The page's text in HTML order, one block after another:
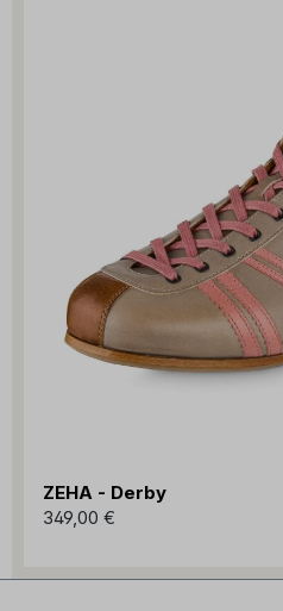
ZEHA - Derby
349,00 €